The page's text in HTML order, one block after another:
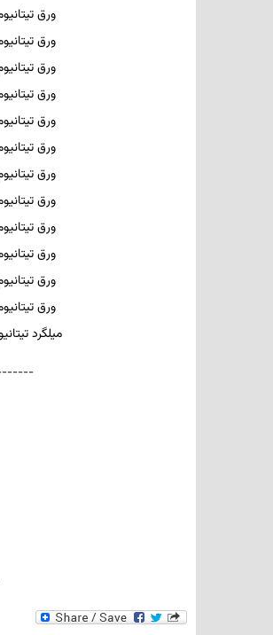
ورق
ورق
ورق
ورق
ورق
ورق
ورق
ورق
ورق
ورق
ورق
ورق
میلگرد